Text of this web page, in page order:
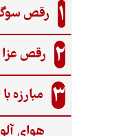
1 رقص
2 رقص عزا
3 مبارزه
هوای